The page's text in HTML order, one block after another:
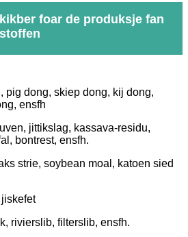
foar de produksje fan
pig dong, skiep dong, kij dong,
ensfh
jittikslag, kassava-residu,
bontrest, ensfh.
strie, soybean moal, katoen sied
rivierslib, filterslib, ensfh.